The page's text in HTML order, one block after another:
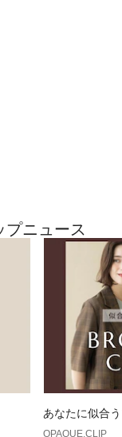
プニュース
あなたに似合
OPAQUE.CLIP